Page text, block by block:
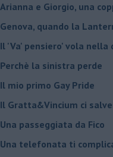
Arianna e Giorgio, una
Genova, quando la
Il 'Va' pensiero' vola nella
Perchè la sinistra perde
Il mio primo Gay Pride
Il Gratta&Vincium ci
Una passeggiata da Fico
Una telefonata ti